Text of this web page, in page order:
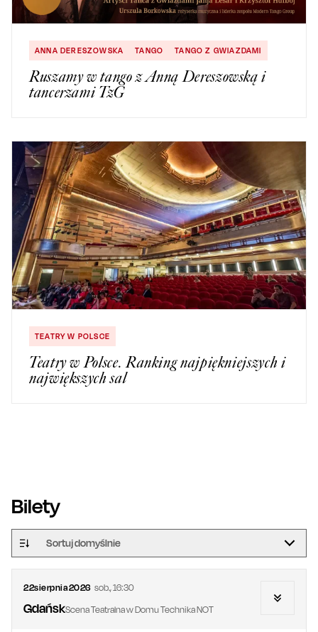
ANNA DERESZOWSKA TANGO TANGO Z GWIAZDAMI
Ruszamy w tango z Anną Dereszowską i
tancerzami TzG
TEATRY W POLSCE
Teatry w Polsce. Ranking najpiękniejszych i
największych sal
Bilety
Sortuj domyślnie
22sierpnia2026 sob.,16:30
GdańskScena Teatralna w Domu Technika NOT